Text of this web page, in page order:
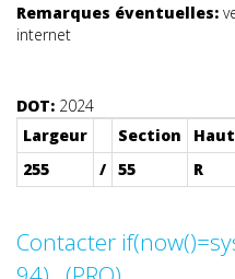
Remarques éventuelles:
internet
DOT: 2024
Largeur
Section
255
/ 55 R
Contacter